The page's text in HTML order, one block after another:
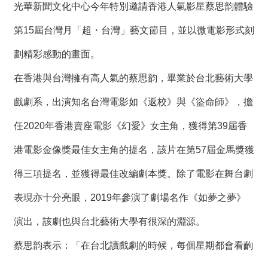
光
之
聯
我
網
導
光華新聞文化中心今年特別邀請香港人氣影星蔡思韵體驗
第15屆台灣月「超・台灣」藝文節目，並以微電影形式刻
劃精彩感動的畫面。
在香港與台灣擁有高人氣的蔡思韵，畢業於台北藝術大學
戲劇系，出演知名台灣電影如《返校》與《盜命師》，擔
任2020年香港賣座電影《幻愛》女主角，獲得第39屆香
港電影金像獎最佳女主角的提名，該片在第57屆金馬獎獲
得三項提名，並獲得最佳改編劇本獎。除了電影在舞台劇
表現亦十分亮眼，2019年參演了劇場名作《如夢之夢》
演出，該劇也與台北藝術大學有很深的淵源。
蔡思韵表示：「在台北讀戲劇的時候，每個星期都會看齣